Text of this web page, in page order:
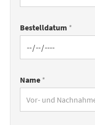
Bestelldatum *
Name *